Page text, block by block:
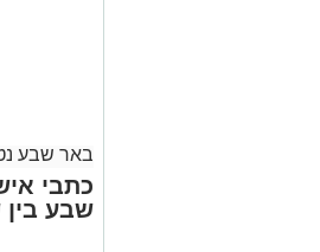
באר שבע
כתבי
שבע